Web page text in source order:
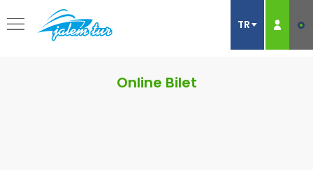
Online Bilet